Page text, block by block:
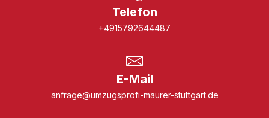
Telefon
+4915792644487
E-Mail
anfrage@umzugsprofi-maurer-stuttgart.de